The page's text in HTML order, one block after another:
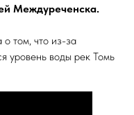
Междуреченска.
том, что из-за
уровень воды рек Томь